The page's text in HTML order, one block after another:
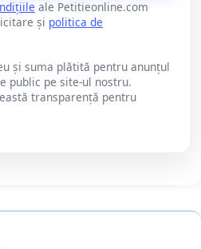
ale Petitieonline.com
și politica de
și suma plătită pentru anunțul
public pe site-ul nostru.
transparență pentru